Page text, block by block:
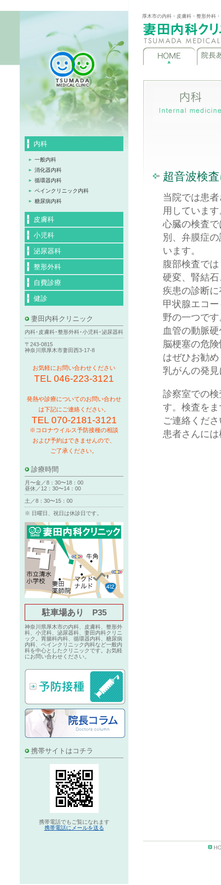
厚木市の内科・皮膚科・整形外科
超音波検
当院では患
用していま
心臓の検査
別、弁膜症
います。
腹部検査で
硬変、腎結
疾患の診断
甲状腺エコ
野の一つで
血管の動脈
脳梗塞の危
はぜひお勧
乳がんの発
診察室での
す。検査を
ご連絡くだ
患者さんに
内科
一般内科
消化器内科
循環器内科
ペインクリニック内科
糖尿病内科
皮膚科
小児科
泌尿器科
整形外科
自費診療
健診
妻田内科クリニック
内科･皮膚科･整形外科･小児科･泌尿器科
〒243-0815
神奈川県厚木市妻田西3-17-8
お気軽にお問い合わせください
TEL 046-223-3121
発熱や診療についてのお問い合わせ
は下記にご連絡ください。
TEL 070-2181-3121
※コロナウイルス予防接種の相談
および予約はできませんので、
ご了承ください。
診療時間
月〜金／8：30〜18：00
昼休／12：30〜14：00
土／8：30〜15：00
※ 日曜日、祝日は休診日です。
駐車場あり P35
神奈川県厚木市の内科、皮膚科、整形外
科、小児科、泌尿器科、妻田内科クリニ
ック。胃腸科内科、循環器内科、糖尿病
内科、ペインクリニック内科など一般内
科を中心としたクリニックです。お気軽
にお問い合わせください。
携帯サイトはコチラ
携帯電話でもご覧になれます
携帯電話にメールを送る